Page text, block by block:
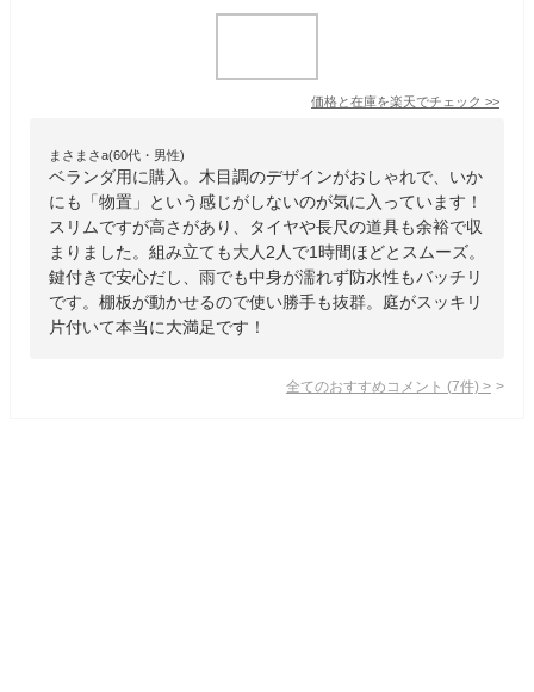
価格と在庫を楽天でチェック >>
まさまさa(60代・男性)
ベランダ用に購入。木目調のデザインがおしゃれで、いか
にも「物置」という感じがしないのが気に入っています！
スリムですが高さがあり、タイヤや長尺の道具も余裕で収
まりました。組み立ても大人2人で1時間ほどとスムーズ。
鍵付きで安心だし、雨でも中身が濡れず防水性もバッチリ
です。棚板が動かせるので使い勝手も抜群。庭がスッキリ
片付いて本当に大満足です！
全てのおすすめコメント (7件) >